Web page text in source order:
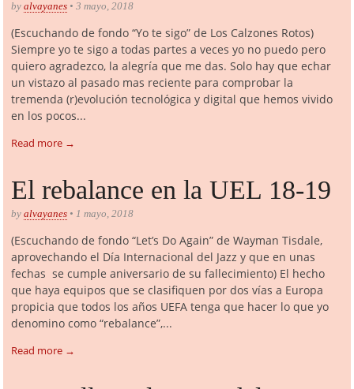
by alvayanes • 3 mayo, 2018
(Escuchando de fondo “Yo te sigo” de Los Calzones Rotos)
Siempre yo te sigo a todas partes a veces yo no puedo pero
quiero agradezco, la alegría que me das. Solo hay que echar
un vistazo al pasado mas reciente para comprobar la
tremenda (r)evolución tecnológica y digital que hemos vivido
en los pocos...
Read more →
El rebalance en la UEL 18-19
by alvayanes • 1 mayo, 2018
(Escuchando de fondo “Let’s Do Again” de Wayman Tisdale,
aprovechando el Día Internacional del Jazz y que en unas
fechas se cumple aniversario de su fallecimiento) El hecho
que haya equipos que se clasifiquen por dos vías a Europa
propicia que todos los años UEFA tenga que hacer lo que yo
denomino como “rebalance”,...
Read more →